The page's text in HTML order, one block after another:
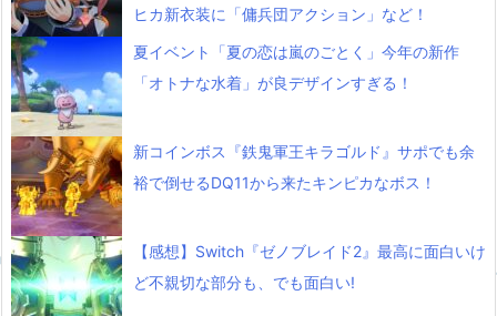
ヒカ新衣装に「傭兵団アクション」など！
夏イベント「夏の恋は嵐のごとく」今年の新作
「オトナな水着」が良デザインすぎる！
新コインボス『鉄鬼軍王キラゴルド』サポでも余
裕で倒せるDQ11から来たキンピカなボス！
【感想】Switch『ゼノブレイド2』最高に面白いけ
ど不親切な部分も、でも面白い!